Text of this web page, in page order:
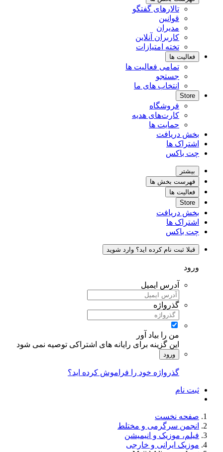
تالارهای گفتگو
قوانین
مدیران
کاربران آنلاین
تخته امتیازات
فعالیت ها
تمامی فعالیت ها
جستجو
انتخاب های ما
Store
فروشگاه
کارت‌های هدیه
حمایت ها
بخش دریافت
اشتراک ها
چت باکس
بیشتر
فهرست بخش ها
فعالیت ها
Store
بخش دریافت
اشتراک ها
چت باکس
قبلا ثبت نام کرده اید؟ وارد شوید
ورود
آدرس ایمیل
گذرواژه
من را بیاد آور
این گزینه برای رایانه های اشتراکی توصیه نمی شود
ورود
گذرواژه خود را فراموش کرده اید؟
ثبت نام
صفحه نخست
انجمن سرگرمی و مختلط
فیلم، موزیک و انیمیشن
موزیک ایرانی و خارجی